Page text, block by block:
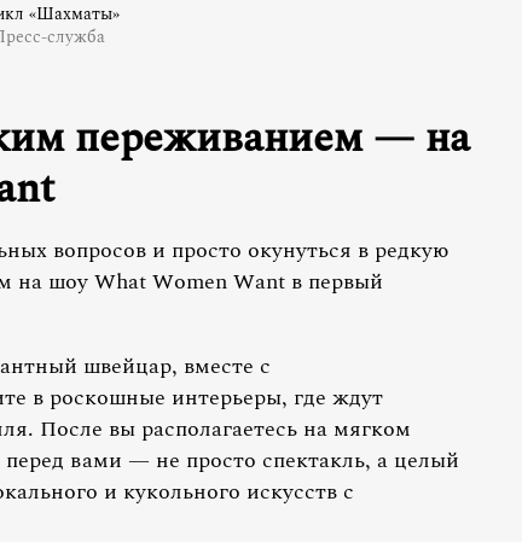
«Шахматы»
служба
переживанием — на
вопросов и просто окунуться в редкую
на шоу What Women Want в первый
швейцар, вместе с
в роскошные интерьеры, где ждут
После вы располагаетесь на мягком
вами — не просто спектакль, а целый
и кукольного искусств с